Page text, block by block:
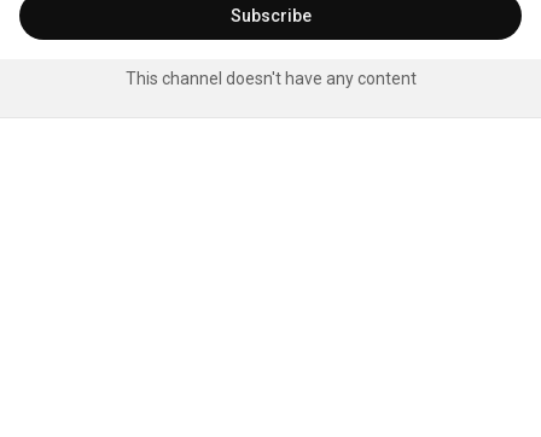
çalışmalarıyla ziyaretçilerine geçmişi keşfetme ve kültürel mirası
deneyimleme fırsatı sunar. Yaşayan müzecilik anlayışıyla Kocaeli’nin
Subscribe
This channel doesn't have any content